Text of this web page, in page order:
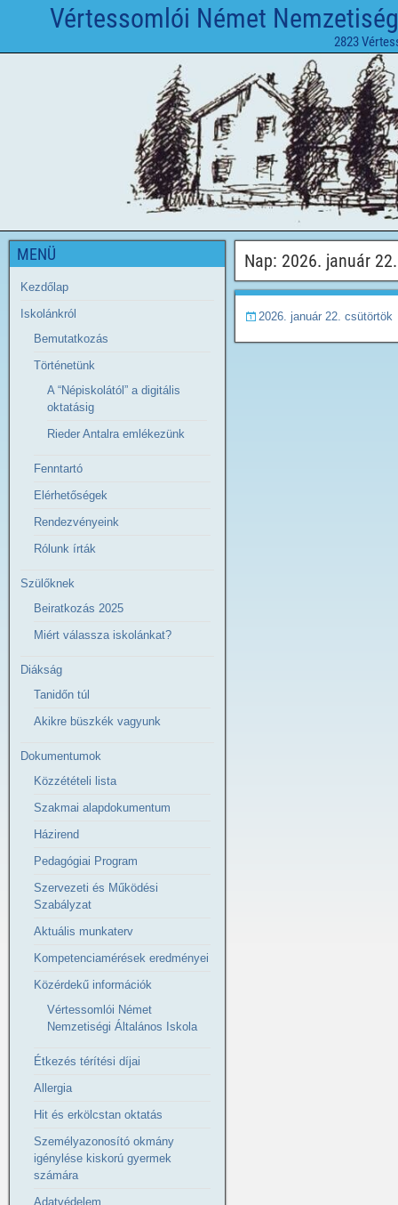
Vértessomlói Német
2823
Nap: 2026. január 22.
2026. január 22. csütörtök
MENÜ
Kezdőlap
Iskolánkról
Bemutatkozás
Történetünk
A “Népiskolától” a digitális
oktatásig
Rieder Antalra emlékezünk
Fenntartó
Elérhetőségek
Rendezvényeink
Rólunk írták
Szülőknek
Beiratkozás 2025
Miért válassza iskolánkat?
Diákság
Tanidőn túl
Akikre büszkék vagyunk
Dokumentumok
Közzétételi lista
Szakmai alapdokumentum
Házirend
Pedagógiai Program
Szervezeti és Működési
Szabályzat
Aktuális munkaterv
Kompetenciamérések eredményei
Közérdekű információk
Vértessomlói Német
Nemzetiségi Általános Iskola
Étkezés térítési díjai
Allergia
Hit és erkölcstan oktatás
Személyazonosító okmány
igénylése kiskorú gyermek
számára
Adatvédelem